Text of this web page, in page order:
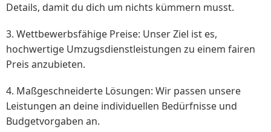
Details, damit du dich um nichts kümmern musst.
3. Wettbewerbsfähige Preise: Unser Ziel ist es,
hochwertige Umzugsdienstleistungen zu einem fairen
Preis anzubieten.
4. Maßgeschneiderte Lösungen: Wir passen unsere
Leistungen an deine individuellen Bedürfnisse und
Budgetvorgaben an.